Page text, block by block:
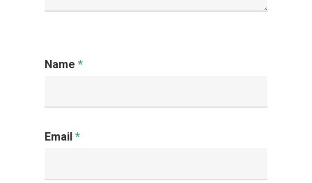
Name *
Email *